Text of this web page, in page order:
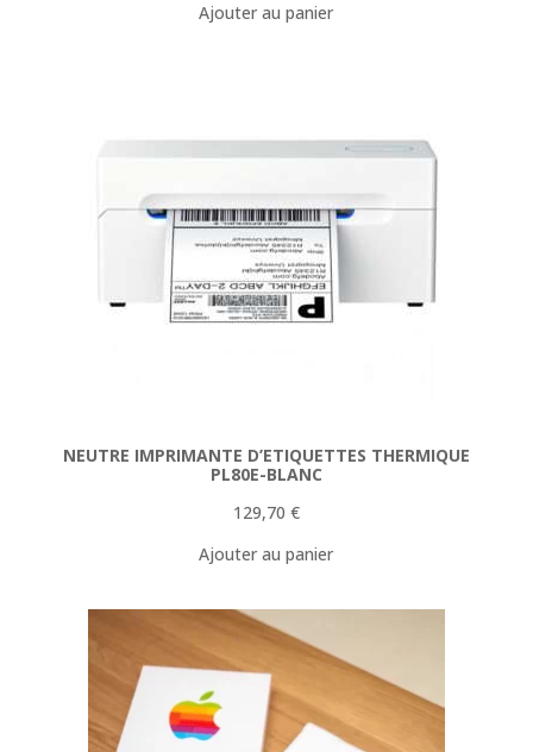
Ajouter au panier
NEUTRE IMPRIMANTE D’ETIQUETTES THERMIQUE
PL80E-BLANC
129,70 €
Ajouter au panier